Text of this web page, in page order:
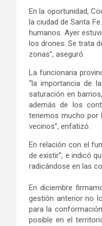
En la oportunidad,
la ciudad de Santa
humanos. Ayer
los drones. Se trata
zonas”, aseguró.
La funcionaria
“la importancia de
saturación en
además de los
tenemos mucho por
vecinos”, enfatizó.
En relación con el
de existir”, e indicó
radicándose en las
En diciembre
gestión anterior no
para la
posible en el